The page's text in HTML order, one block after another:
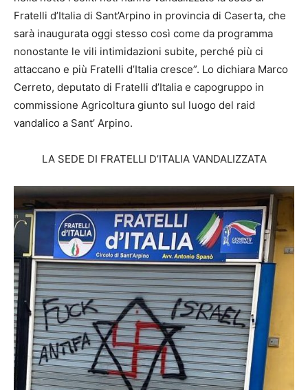
Fratelli d’Italia di Sant’Arpino in provincia di Caserta, che
sarà inaugurata oggi stesso così come da programma
nonostante le vili intimidazioni subite, perché più ci
attaccano e più Fratelli d’Italia cresce”. Lo dichiara Marco
Cerreto, deputato di Fratelli d’Italia e capogruppo in
commissione Agricoltura giunto sul luogo del raid
vandalico a Sant’ Arpino.
LA SEDE DI FRATELLI D’ITALIA VANDALIZZATA